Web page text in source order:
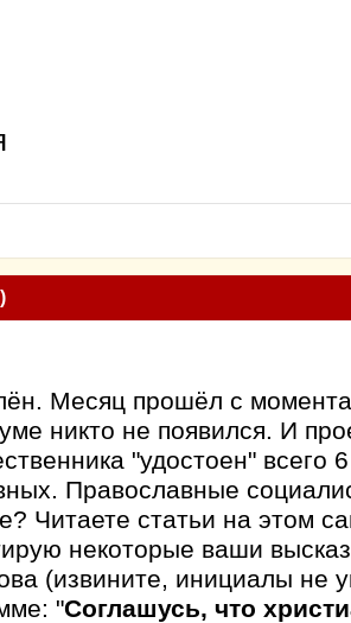
Месяц прошёл с
никто не появился. И
"удостоен" всего
Православные
Читаете статьи на этом
некоторые ваши
(извините, инициалы не
"Соглашусь, что